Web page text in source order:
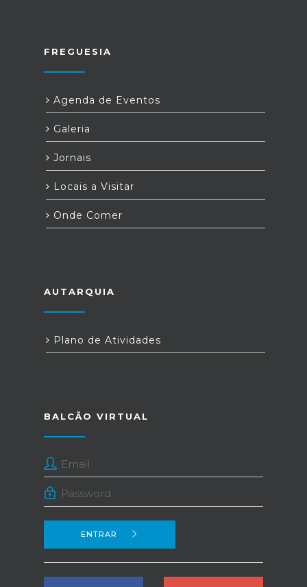
FREGUESIA
Agenda de Eventos
Galeria
Jornais
Locais a Visitar
Onde Comer
AUTARQUIA
Plano de Atividades
BALCÃO VIRTUAL
ENTRAR